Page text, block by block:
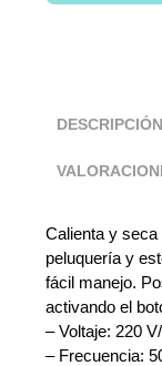
DESCRIPCIÓN
Calienta y
peluquería y
fácil manejo.
activando el
– Voltaje: 220
– Frecuencia: